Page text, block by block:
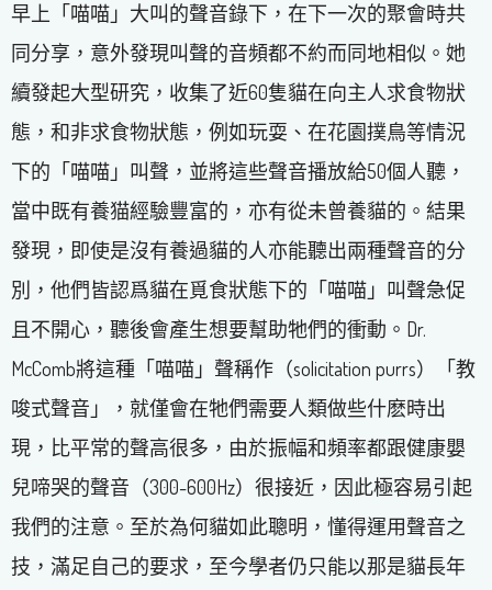
早上「喵喵」大叫的聲音錄下，在下一次的聚會時共
同分享，意外發現叫聲的音頻都不約而同地相似。她
續發起大型研究，收集了近60隻貓在向主人求食物狀
態，和非求食物狀態，例如玩耍、在花園撲鳥等情況
下的「喵喵」叫聲，並將這些聲音播放給50個人聽，
當中既有養猫經驗豐富的，亦有從未曾養貓的。結果
發現，即使是沒有養過貓的人亦能聽出兩種聲音的分
別，他們皆認爲貓在覓食狀態下的「喵喵」叫聲急促
且不開心，聽後會產生想要幫助牠們的衝動。Dr.
McComb將這種「喵喵」聲稱作（solicitation purrs）「教
唆式聲音」，就僅會在牠們需要人類做些什麽時出
現，比平常的聲高很多，由於振幅和頻率都跟健康嬰
兒啼哭的聲音（300-600Hz）很接近，因此極容易引起
我們的注意。至於為何貓如此聰明，懂得運用聲音之
技，滿足自己的要求，至今學者仍只能以那是貓長年